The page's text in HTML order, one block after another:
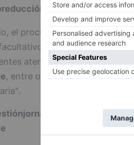
reducción de la transversalidad
el procurador ha
que realizan
atendidos y lasjornadas
, entre otros. "Queremos
jornadas de